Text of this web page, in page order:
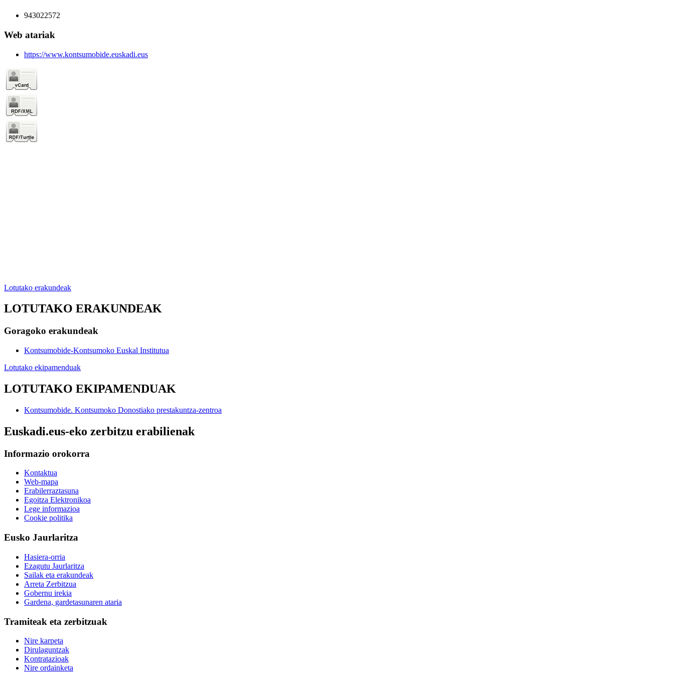
943022572
Web atariak
https://www.kontsumobide.euskadi.eus
Lotutako erakundeak
LOTUTAKO ERAKUNDEAK
Goragoko erakundeak
Kontsumobide-Kontsumoko Euskal Institutua
Lotutako ekipamenduak
LOTUTAKO EKIPAMENDUAK
Kontsumobide. Kontsumoko Donostiako prestakuntza-zentroa
Euskadi.eus-eko zerbitzu erabilienak
Informazio orokorra
Kontaktua
Web-mapa
Erabilerraztasuna
Egoitza Elektronikoa
Lege informazioa
Cookie politika
Eusko Jaurlaritza
Hasiera-orria
Ezagutu Jaurlaritza
Sailak eta erakundeak
Arreta Zerbitzua
Gobernu irekia
Gardena, gardetasunaren ataria
Tramiteak eta zerbitzuak
Nire karpeta
Dirulaguntzak
Kontratazioak
Nire ordainketa